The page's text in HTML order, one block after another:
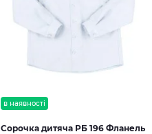
в наявності
Сорочка дитяча РБ 196 Фланель